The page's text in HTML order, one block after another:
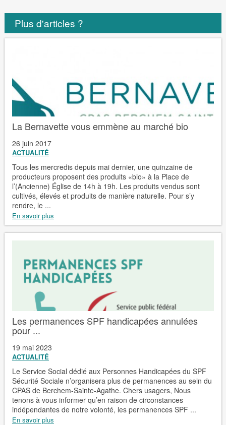
Plus d'articles ?
La Bernavette vous emmène au marché bio
26 juin 2017
ACTUALITÉ
Tous les mercredis depuis mai dernier, une quinzaine de
producteurs proposent des produits «bio» à la Place de
l’(Ancienne) Église de 14h à 19h. Les produits vendus sont
cultivés, élevés et produits de manière naturelle. Pour s’y
rendre, le ...
En savoir plus
Les permanences SPF handicapées annulées
pour ...
19 mai 2023
ACTUALITÉ
Le Service Social dédié aux Personnes Handicapées du SPF
Sécurité Sociale n’organisera plus de permanences au sein du
CPAS de Berchem-Sainte-Agathe. Chers usagers, Nous
tenons à vous informer qu’en raison de circonstances
indépendantes de notre volonté, les permanences SPF ...
En savoir plus